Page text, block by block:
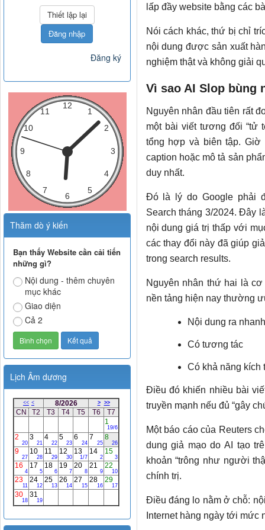
lấp đầy website bằng các
Nói cách khác, thứ bị chỉ
nội dung được sản xuất
nghiệm thật và không giải
Vì sao AI Slop bùng
Nguyên nhân đầu tiên rất
một bài viết tương đối “tử
tổng hợp và biên tập. Giờ
caption hoặc mô tả sản
duy nhất.
Đó là lý do Google phải
Search tháng 3/2024. Đây
nội dung giá trị thấp với
các thay đổi này đã giúp
trong search results.
Nguyên nhân thứ hai là
nền tảng hiện nay thường
Nội dung ra nhanh
Có tương tác
Có khả năng kích
Điều đó khiến nhiều bài
truyền mạnh nếu đủ “gây
Một báo cáo của Reuters
dung giả mạo do AI tạo
khoản “trông như người
chính trị.
Điều đáng lo nằm ở chỗ:
Internet hàng ngày tới
Đăng nhập
Đăng ký
Thăm dò ý kiến
Bạn thấy Website cần cải tiến
những gì?
Nội dung - thêm chuyên
mục khác
Giao diện
Cả 2
Lịch Âm dương